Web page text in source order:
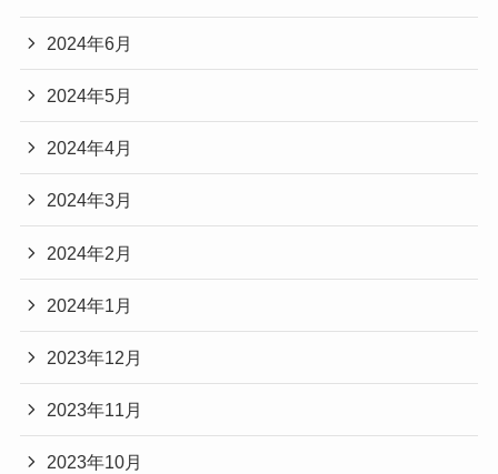
2024年6月
2024年5月
2024年4月
2024年3月
2024年2月
2024年1月
2023年12月
2023年11月
2023年10月